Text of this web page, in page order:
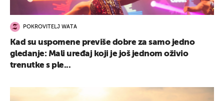
POKROVITELJ WATA
Kad su uspomene previše dobre za samo jedno
gledanje: Mali uređaj koji je još jednom oživio
trenutke s ple...